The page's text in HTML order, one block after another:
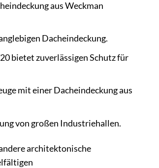
aus Weckman
Dacheindeckung.
bietet zuverlässigen Schutz für
mit einer Dacheindeckung aus
von großen Industriehallen.
architektonische